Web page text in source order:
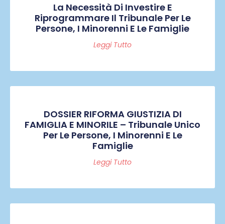
La Necessità Di Investire E
Riprogrammare Il Tribunale Per Le
Persone, I Minorenni E Le Famiglie
Leggi Tutto
DOSSIER RIFORMA GIUSTIZIA DI
FAMIGLIA E MINORILE – Tribunale Unico
Per Le Persone, I Minorenni E Le
Famiglie
Leggi Tutto